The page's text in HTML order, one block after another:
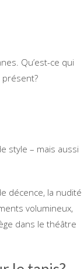
Qu’est-ce qui
présent?
style – mais aussi
décence, la nudité
volumineux,
dans le théâtre